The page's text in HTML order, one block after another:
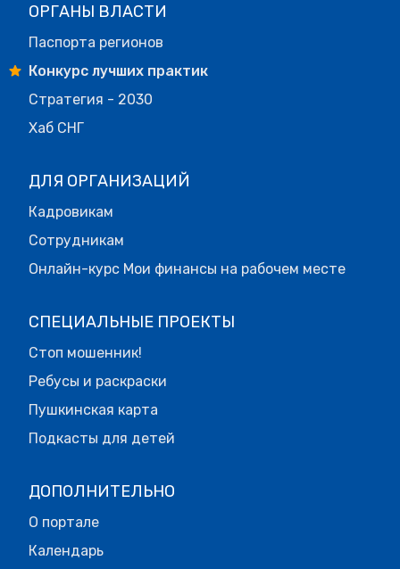
ОРГАНЫ ВЛАСТИ
Паспорта регионов
Конкурс лучших практик
Стратегия - 2030
Хаб СНГ
ДЛЯ ОРГАНИЗАЦИЙ
Кадровикам
Сотрудникам
Онлайн-курс Мои финансы на рабочем месте
СПЕЦИАЛЬНЫЕ ПРОЕКТЫ
Стоп мошенник!
Ребусы и раскраски
Пушкинская карта
Подкасты для детей
ДОПОЛНИТЕЛЬНО
О портале
Календарь